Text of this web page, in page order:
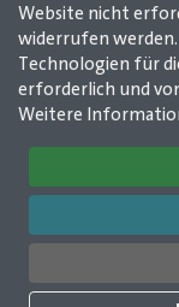
Website nicht
widerrufen werden.
Technologien für
erforderlich und
Weitere
Impressum
Wilhelmstr. 12
02261 / 978 14